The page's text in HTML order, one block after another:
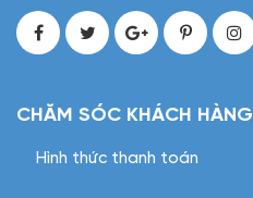
CHĂM SÓC KHÁCH HÀNG
Hình thức thanh toán